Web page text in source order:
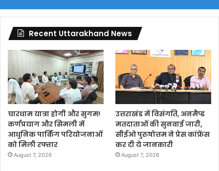
Recent Uttarakhand News
चारधाम यात्रा होगी और सुगम!
कर्णप्रयाग और सिमली में
आधुनिक पार्किंग परियोजनाओं
को मिली रफ्तार
August 7, 2026
उत्तराखंड में विसंगति, अनमैप्ड
मतदाताओं की सुनवाई जारी,
सीईओ पुरुषोत्तम ने प्रेस कांफ्रेंस
कर दी ये जानकारी
August 7, 2026